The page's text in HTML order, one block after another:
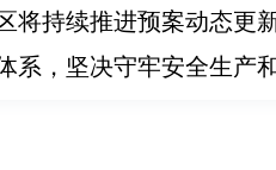
将持续推进预案动态更
系，坚决守牢安全生产